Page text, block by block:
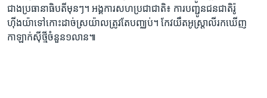
ជាង​ប្រធានាធិបតី​មុនៗ។ អង្គការ​សហប្រជាជាតិ៖ ការ​បញ្ជូន​ជនជាតិ​រ៉ូ
ហ៊ីងយ៉ា​ទៅ​កោះដាច់​ស្រយ៉ាល​ត្រូវតែ​បញ្ឈប់។ កែវយឹត​អូស្រ្តាលី​រក​ឃើញ​
កាឡាក់ស៊ី​ថ្មី​ចំនួន​១លាន៕